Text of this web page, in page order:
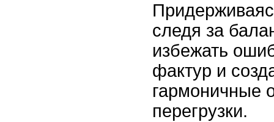
следя за
избежать
фактур и
гармоничные
перегрузки.